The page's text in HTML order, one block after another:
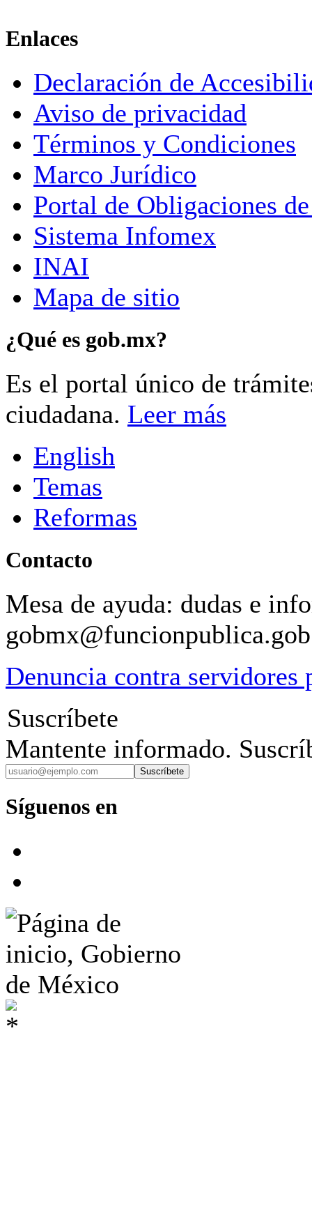
Enlaces
Declaración de
Aviso de privacidad
Términos y Condiciones
Marco Jurídico
Portal de Obligaciones
Sistema Infomex
INAI
Mapa de sitio
¿Qué es gob.mx?
Es el portal único de
ciudadana. Leer más
English
Temas
Reformas
Contacto
Mesa de ayuda: dudas e
Denuncia contra servidores
Suscríbete
Mantente informado.
Suscríbete
Síguenos en